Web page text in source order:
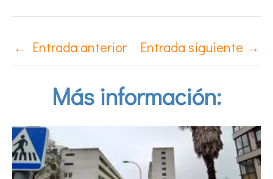
← Entrada anterior Entrada siguiente →
Más información: